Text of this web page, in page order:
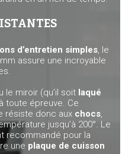
d’entretien simples, le
assure une incroyable
le miroir (qu’il soit laqué
à toute épreuve. Ce
résiste donc aux chocs,
jusqu’à 200°. Le
recommandé pour la
une plaque de cuisson